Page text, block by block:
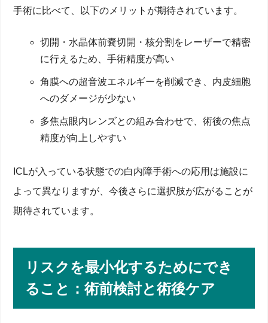
手術に比べて、以下のメリットが期待されています。
切開・水晶体前嚢切開・核分割をレーザーで精密
に行えるため、手術精度が高い
角膜への超音波エネルギーを削減でき、内皮細胞
へのダメージが少ない
多焦点眼内レンズとの組み合わせで、術後の焦点
精度が向上しやすい
ICLが入っている状態での白内障手術への応用は施設に
よって異なりますが、今後さらに選択肢が広がることが
期待されています。
リスクを最小化するためにでき
ること：術前検討と術後ケア